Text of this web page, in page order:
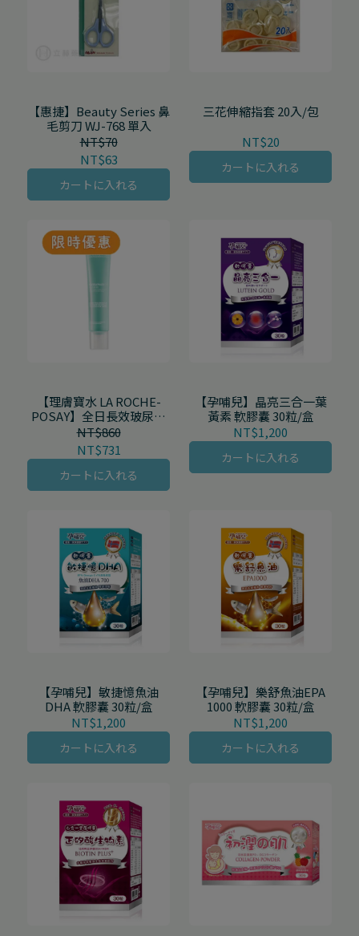
【惠捷】Beauty Series 鼻
毛剪刀 WJ-768 單入
NT$63
NT$70
カートに入れる
三花伸縮指套 20入/包
NT$20
カートに入れる
【理膚寶水 LA ROCHE-
POSAY】全日長效玻尿酸
修護保濕乳 清爽型 40mL/
支
NT$731
NT$860
カートに入れる
【孕哺兒】晶亮三合一葉
黃素 軟膠囊 30粒/盒
NT$1,200
カートに入れる
【孕哺兒】敏捷憶魚油
DHA 軟膠囊 30粒/盒
NT$1,200
カートに入れる
【孕哺兒】樂舒魚油EPA
1000 軟膠囊 30粒/盒
NT$1,200
カートに入れる